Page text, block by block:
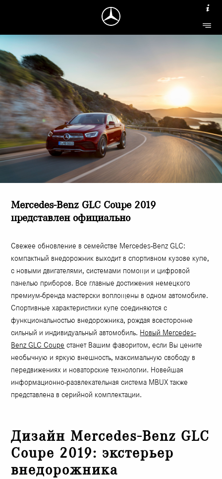
Mercedes-Benz GLC Coupe 2019
представлен официально
Свежее обновление в семействе Mercedes-Benz GLC:
компактный внедорожник выходит в спортивном кузове купе,
с новыми двигателями, системами помощи и цифровой
панелью приборов. Все главные достижения немецкого
премиум-бренда мастерски воплощены в одном автомобиле.
Спортивные характеристики купе соединяются с
функциональностью внедорожника, рождая всесторонне
сильный и индивидуальный автомобиль. Новый Mercedes-
Benz GLC Coupe станет Вашим фаворитом, если Вы цените
необычную и яркую внешность, максимальную свободу в
передвижениях и новаторские технологии. Новейшая
информационно-развлекательная система MBUX также
представлена в серийной комплектации.
Дизайн Mercedes-Benz GLC
Coupe 2019: экстерьер
внедорожника